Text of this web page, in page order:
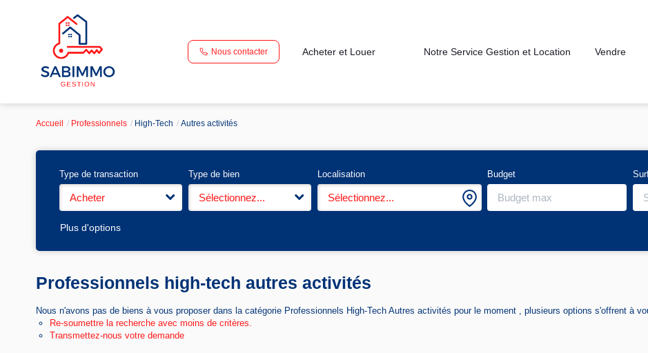
Nous contacter Acheter et Louer Notre Service Gestion et Location Vendre
Accueil Professionnels High-Tech Autres activités
Type de transaction
Acheter
Type de bien
Sélectionnez...
Localisation
Sélectionnez...
Budget
Plus d'options
Professionnels high-tech autres activités
Nous n'avons pas de biens à vous proposer dans la catégorie Professionnels High-Tech Autres activités pour le moment , plusieurs options s'offrent à
Re-soumettre la recherche avec moins de critères.
Transmettez-nous votre demande